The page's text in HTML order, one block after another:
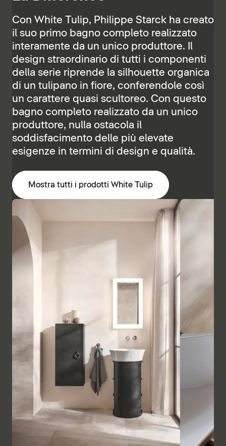
Con White Tulip, Philippe Starck ha creato
il suo primo bagno completo realizzato
interamente da un unico produttore. Il
design straordinario di tutti i componenti
della serie riprende la silhouette organica
di un tulipano in fiore, conferendole così
un carattere quasi scultoreo. Con questo
bagno completo realizzato da un unico
produttore, nulla ostacola il
soddisfacimento delle più elevate
esigenze in termini di design e qualità.
Mostra tutti i prodotti White Tulip